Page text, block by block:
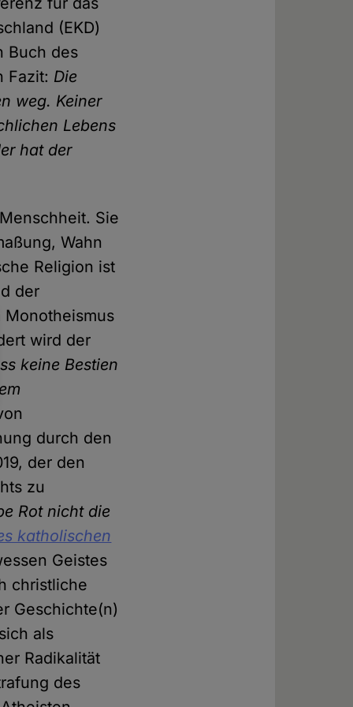
(EKD)
Buch des
Fazit: Die
weg. Keiner
Lebens
hat der
Sie
Wahn
Religion ist
der
Monotheismus
wird der
keine Bestien
durch den
der den
zu
Rot nicht die
katholischen
Geistes
christliche
Geschichte(n)
als
Radikalität
des